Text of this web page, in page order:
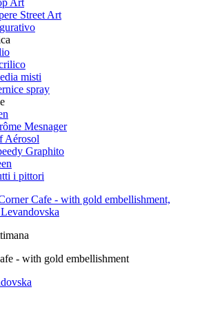
Street Art
misti
spray
Mesnager
Aérosol
Graphito
i pittori
- with gold embellishment